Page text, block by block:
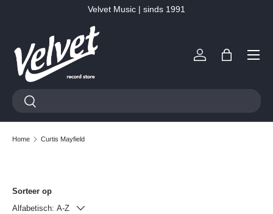
Velvet Music | sinds 1991
Zoeken
Zoeken
Inloggen
Tas
Menu
Home Curtis Mayfield
Sorteer op
Alfabetisch: A-Z